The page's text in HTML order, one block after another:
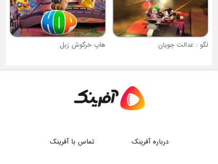
لگو : عدالت جویان هاپ خرگوش زبل
درباره آفرینک تماس با آفرینک